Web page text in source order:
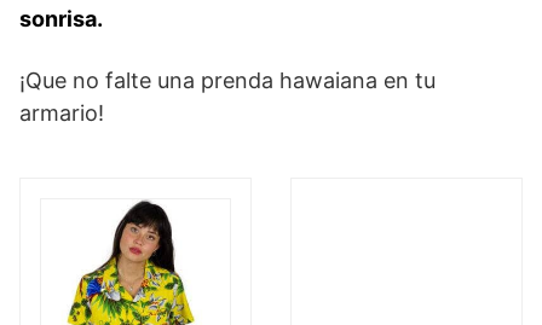
sonrisa.
¡Que no falte una prenda hawaiana en tu
armario!